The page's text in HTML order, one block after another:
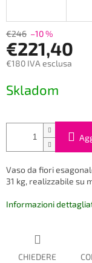
€246 –10 %
€221,40
€180 IVA esclusa
della
Skladom
Vaso da fiori
31 kg, realizzabile su
Informazioni
CHIEDERE